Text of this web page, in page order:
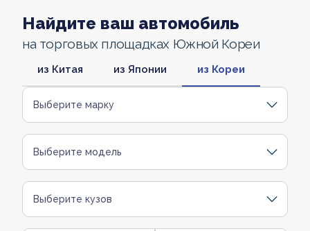
Найдите ваш автомобиль
на торговых площадках Южной Кореи
из Китая из Японии из Кореи
Выберите марку
Выберите модель
Выберите кузов